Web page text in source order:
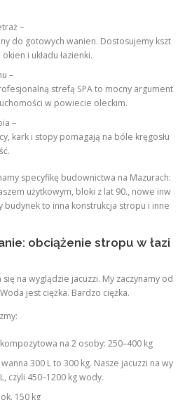
–
do gotowych wanien. Dostosujemy kszt
i układu łazienki.
–
strefą SPA to mocny argument
w powiecie oleckim.
–
kark i stopy pomagają na bóle kręgosłu
specyfikę budownictwa na Mazurach:
użytkowym, bloki z lat 90., nowe inw
to inna konstrukcja stropu i inne
obciążenie stropu w łazi
na wyglądzie jacuzzi. My zaczynamy od
jest ciężka. Bardzo ciężka.
na 2 osoby: 250–400 kg
300 L to 300 kg. Nasze jacuzzi na wy
czyli 450–1200 kg wody.
150 kg